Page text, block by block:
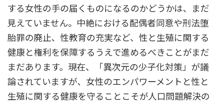
する女性の手の届くものになるのかどうかは、まだ
見えていません。中絶における配偶者同意や刑法堕
胎罪の廃止、性教育の充実など、性と生殖に関する
健康と権利を保障するうえで進めるべきことがまだ
まだあります。現在、「異次元の少子化対策」が議
論されていますが、女性のエンパワーメントと性と
生殖に関する健康を守ることこそが人口問題解決の